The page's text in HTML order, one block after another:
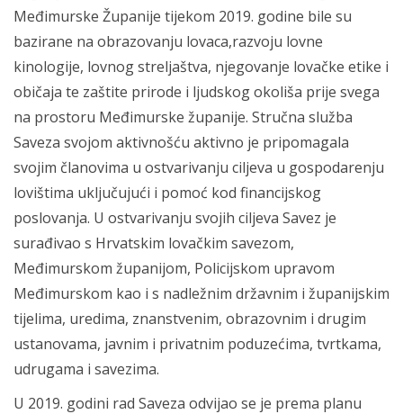
Međimurske Županije tijekom 2019. godine bile su
bazirane na obrazovanju lovaca,razvoju lovne
kinologije, lovnog streljaštva, njegovanje lovačke etike i
običaja te zaštite prirode i ljudskog okoliša prije svega
na prostoru Međimurske županije. Stručna služba
Saveza svojom aktivnošću aktivno je pripomagala
svojim članovima u ostvarivanju ciljeva u gospodarenju
lovištima uključujući i pomoć kod financijskog
poslovanja. U ostvarivanju svojih ciljeva Savez je
surađivao s Hrvatskim lovačkim savezom,
Međimurskom županijom, Policijskom upravom
Međimurskom kao i s nadležnim državnim i županijskim
tijelima, uredima, znanstvenim, obrazovnim i drugim
ustanovama, javnim i privatnim poduzećima, tvrtkama,
udrugama i savezima.
U 2019. godini rad Saveza odvijao se je prema planu